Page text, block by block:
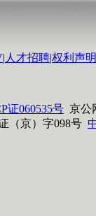
| 人才招聘|权利声明
证060535号 京公
（京）字098号